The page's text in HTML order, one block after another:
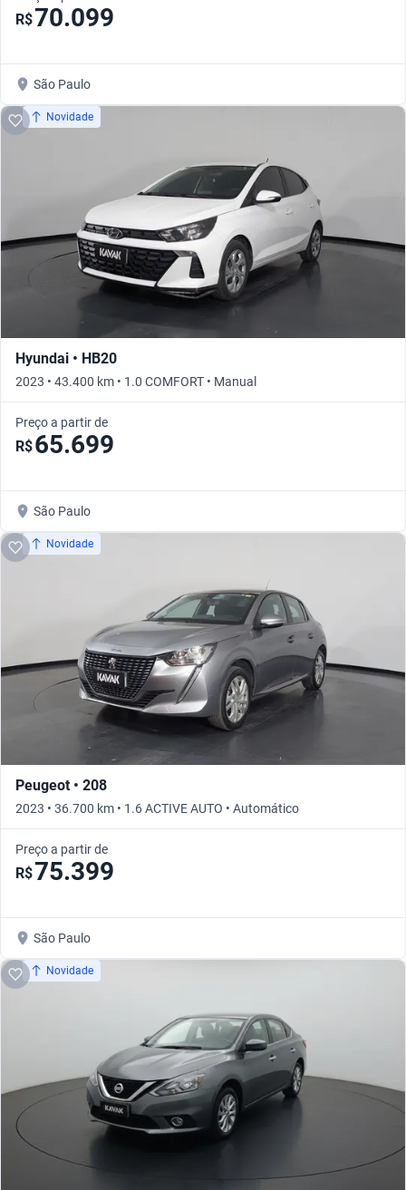
R$70.099
São Paulo
Novidade
Hyundai • HB20
2023 • 43.400 km • 1.0 COMFORT • Manual
Preço a partir de
R$65.699
São Paulo
Novidade
Peugeot • 208
2023 • 36.700 km • 1.6 ACTIVE AUTO • Automático
Preço a partir de
R$75.399
São Paulo
Novidade